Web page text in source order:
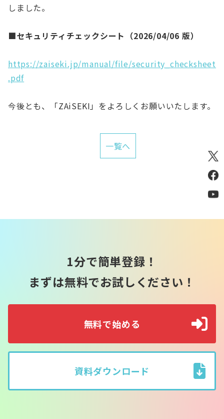
しました。
■セキュリティチェックシート（2026/04/06 版）
https://zaiseki.jp/manual/file/security_checksheet
.pdf
今後とも、「ZAiSEKI」をよろしくお願いいたします。
一覧へ
1分で簡単登録！
まずは無料でお試しください！
無料で始める
資料ダウンロード